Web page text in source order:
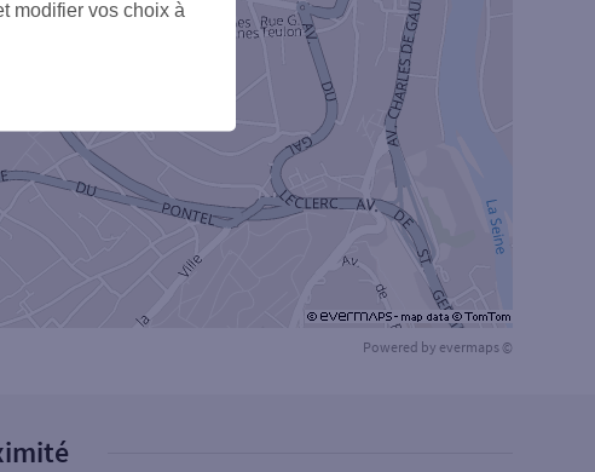
Powered by evermaps ©
modifier vos choix à